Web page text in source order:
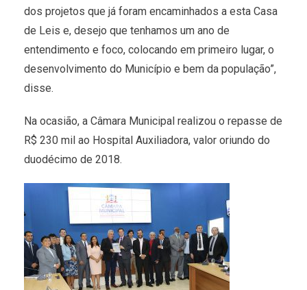
dos projetos que já foram encaminhados a esta Casa
de Leis e, desejo que tenhamos um ano de
entendimento e foco, colocando em primeiro lugar, o
desenvolvimento do Município e bem da população”,
disse.
Na ocasião, a Câmara Municipal realizou o repasse de
R$ 230 mil ao Hospital Auxiliadora, valor oriundo do
duodécimo de 2018.